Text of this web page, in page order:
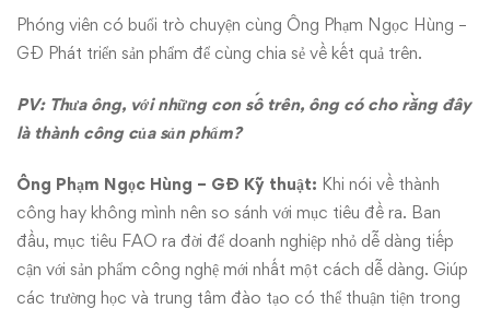
Phóng viên có buổi trò chuyện cùng Ông Phạm Ngọc Hùng –
GĐ Phát triển sản phẩm để cùng chia sẻ về kết quả trên.
PV: Thưa ông, với những con số trên, ông có cho rằng đây
là thành công của sản phẩm?
Ông Phạm Ngọc Hùng – GĐ Kỹ thuật: Khi nói về thành
công hay không mình nên so sánh với mục tiêu đề ra. Ban
đầu, mục tiêu FAO ra đời để doanh nghiệp nhỏ dễ dàng tiếp
cận với sản phẩm công nghệ mới nhất một cách dễ dàng. Giúp
các trường học và trung tâm đào tạo có thể thuận tiện trong